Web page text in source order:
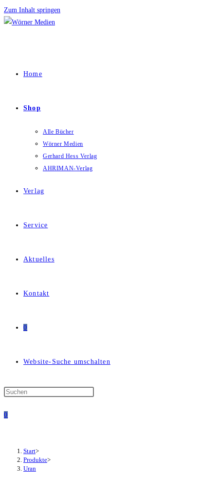
Zum Inhalt springen
Home
Shop
Alle Bücher
Wörner Medien
Gerhard Hess Verlag
AHRIMAN-Verlag
Verlag
Service
Aktuelles
Kontakt
0
Website-Suche umschalten
0
Start>
Produkte>
Uran